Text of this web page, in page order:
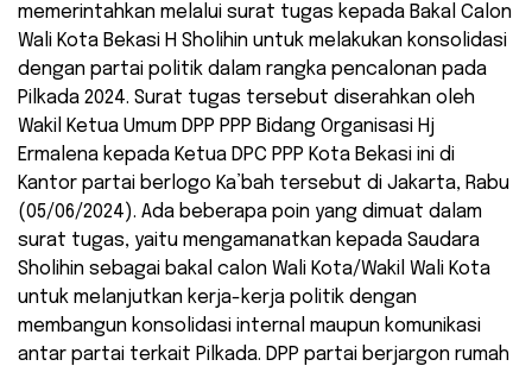
memerintahkan melalui surat tugas kepada Bakal Calon
Wali Kota Bekasi H Sholihin untuk melakukan konsolidasi
dengan partai politik dalam rangka pencalonan pada
Pilkada 2024. Surat tugas tersebut diserahkan oleh
Wakil Ketua Umum DPP PPP Bidang Organisasi Hj
Ermalena kepada Ketua DPC PPP Kota Bekasi ini di
Kantor partai berlogo Ka’bah tersebut di Jakarta, Rabu
(05/06/2024). Ada beberapa poin yang dimuat dalam
surat tugas, yaitu mengamanatkan kepada Saudara
Sholihin sebagai bakal calon Wali Kota/Wakil Wali Kota
untuk melanjutkan kerja-kerja politik dengan
membangun konsolidasi internal maupun komunikasi
antar partai terkait Pilkada. DPP partai berjargon rumah